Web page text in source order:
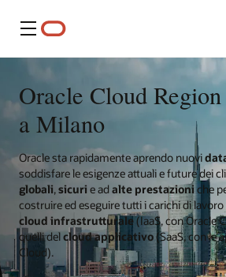
Menu
Oracle Cloud Region
a Milano
Oracle sta rapidamente aprendo nuovi
soddisfare le esigenze attuali e future dei
globali,sicuri e ad alte prestazioni che
costruire ed eseguire tutti i carichi di
cloud infrastrutturale(IaaS, con Oracle
quelli delcloud applicativo(SaaS, con le
Cloud).